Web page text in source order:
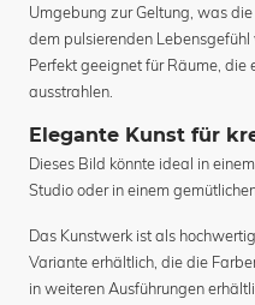
Umgebung zur Geltung, was
dem pulsierenden Lebensgefühl
Perfekt geeignet für Räume, die
ausstrahlen.
Elegante Kunst für
Dieses Bild könnte ideal in
Studio oder in einem
Das Kunstwerk ist als
Variante erhältlich, die die
in weiteren Ausführungen